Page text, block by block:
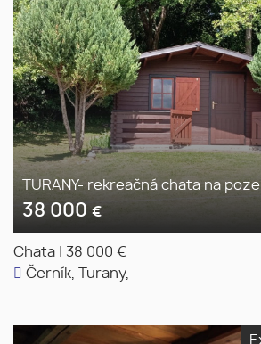
TURANY- rekreačná chata na
38 000 €
Chata
38 000 €
Černík, Turany,